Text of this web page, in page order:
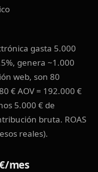
gasta 5.000
genera ~1.000
web, son 80
€ AOV = 192.000 €
5.000 € de
bruta. ROAS
reales).
mes